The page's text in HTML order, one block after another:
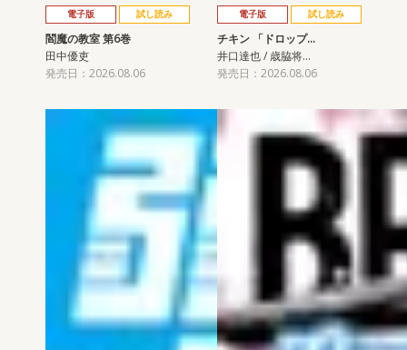
電子版 試し読み
閻魔の教室 第6巻
田中優吏
発売日：2026.08.06
電子版 試し読み
チキン 「ドロップ…
井口達也 / 歳脇将…
発売日：2026.08.06